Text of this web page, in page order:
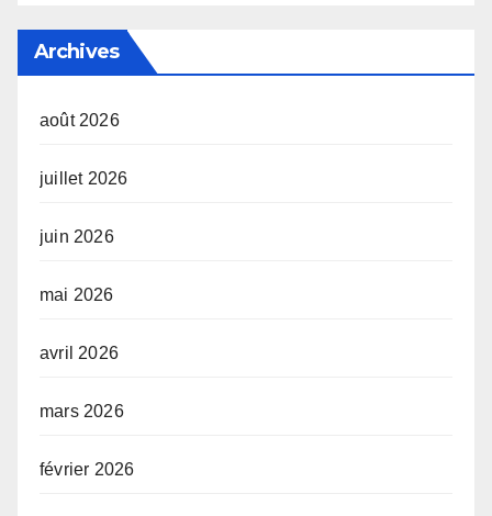
Archives
août 2026
juillet 2026
juin 2026
mai 2026
avril 2026
mars 2026
février 2026